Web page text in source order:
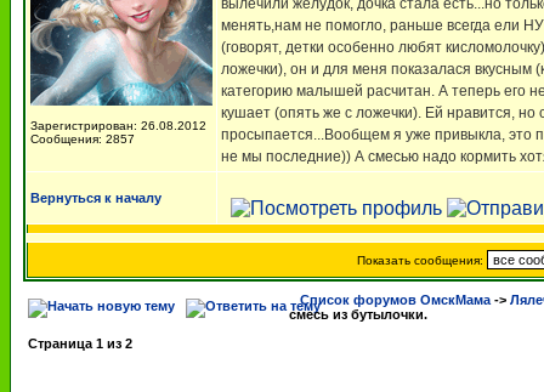
Зарегистрирован: 26.08.2012
Сообщения: 2857
вылечили желудок, дочка стала есть...но
менять,нам не помогло, раньше всегда
(говорят, детки особенно любят
ложечки), он и для меня показалася вкусным
категорию малышей расчитан. А теперь его
кушает (опять же с ложечки). Ей нравится, но
просыпается...Вообщем я уже привыкла, это
не мы последние)) А смесью надо кормить
Вернуться к началу
Показать сообщения:
Список форумов ОмскМама ->
смесь из бутылочки.
Страница 1 из 2